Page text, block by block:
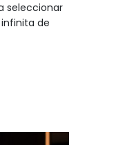
seleccionar
de